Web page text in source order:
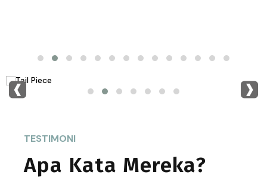
‹ ›
TESTIMONI
Apa Kata Mereka?